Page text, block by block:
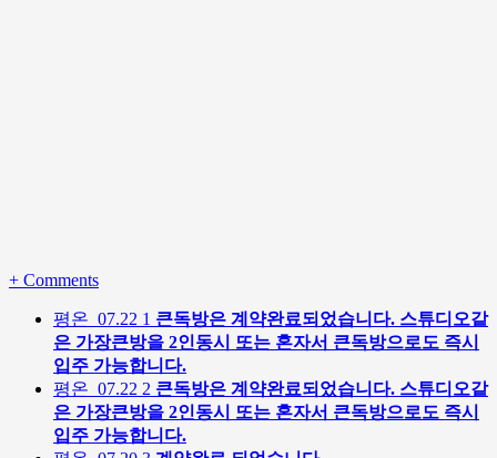
+ Comments
평온 07.22 1 큰독방은 계약완료되었습니다. 스튜디오같
은 가장큰방을 2인동시 또는 혼자서 큰독방으로도 즉시
입주 가능합니다.
평온 07.22 2 큰독방은 계약완료되었습니다. 스튜디오같
은 가장큰방을 2인동시 또는 혼자서 큰독방으로도 즉시
입주 가능합니다.